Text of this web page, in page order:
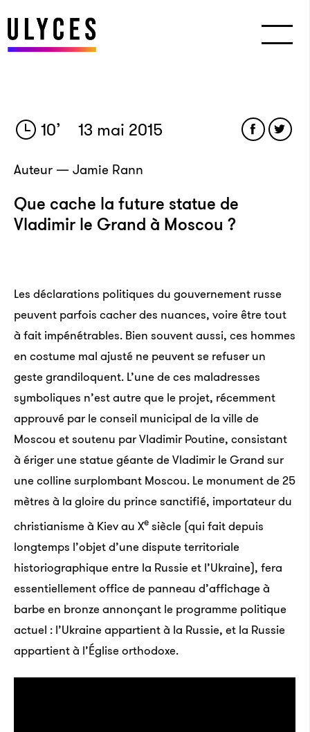
10’ 13 mai 2015
Auteur — Jamie Rann
Que cache la future statue de
Vladimir le Grand à Moscou ?
Les déclarations politiques du gouvernement russe
peuvent parfois cacher des nuances, voire être tout
à fait impénétrables. Bien souvent aussi, ces hommes
en costume mal ajusté ne peuvent se refuser un
geste grandiloquent. L’une de ces maladresses
symboliques n’est autre que le projet, récemment
approuvé par le conseil municipal de la ville de
Moscou et soutenu par Vladimir Poutine, consistant
à ériger une statue géante de Vladimir le Grand sur
une colline surplombant Moscou. Le monument de 25
mètres à la gloire du prince sanctifié, importateur du
christianisme à Kiev au Xe siècle (qui fait depuis
longtemps l’objet d’une dispute territoriale
historiographique entre la Russie et l’Ukraine), fera
essentiellement office de panneau d’affichage à
barbe en bronze annonçant le programme politique
actuel : l’Ukraine appartient à la Russie, et la Russie
appartient à l’Église orthodoxe.